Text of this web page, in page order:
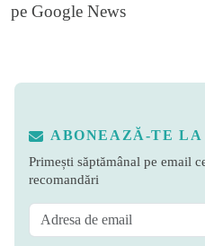
pe Google News
ABONEAZĂ-TE LA
Primești săptămânal pe email
recomandări